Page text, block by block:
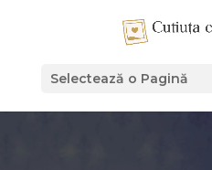
Selectează o Pagină